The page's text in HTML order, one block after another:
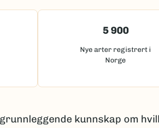
5 900
Nye arter registrert i
Norge
kunnskap om